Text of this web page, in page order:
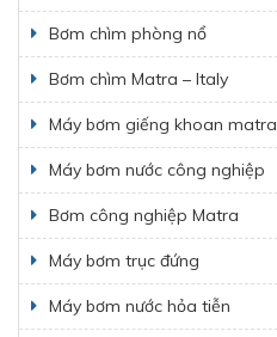
Bơm chìm phòng nổ
Bơm chìm Matra – Italy
Máy bơm giếng khoan matra
Máy bơm nước công nghiệp
Bơm công nghiệp Matra
Máy bơm trục đứng
Máy bơm nước hỏa tiễn